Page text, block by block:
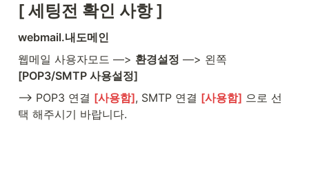
[ 세팅전 확인 사항 ]
webmail.내도메인
웹메일 사용자모드 —> 환경설정
[POP3/SMTP 사용설정]
—> POP3 연결 [사용함], SMTP 연결 [사용함] 으로 선
택 해주시기 바랍니다.